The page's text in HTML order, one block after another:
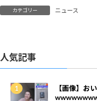
カテゴリー ニュース
人気記事
【画像】お